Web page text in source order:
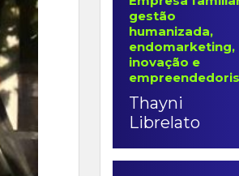
gestão
humanizada,
endomarketing,
inovação e
Thayni
Librelato